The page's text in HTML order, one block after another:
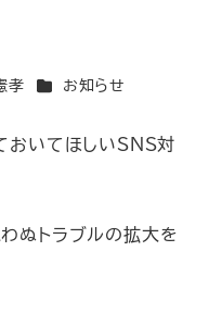
孝 カテゴリー
お知らせ
おいてほしいSNS対
ぬトラブルの拡大を